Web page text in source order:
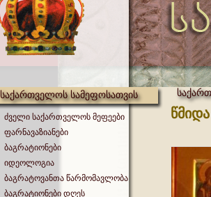
საქართველოს სამეფოსათვის
ძველი საქართველოს მეფეები
ფარნავაზიანები
ბაგრატიონები
იდეოლოგია
ბაგრატოვანთა წარმომავლობა
ბაგრატიონები დღეს